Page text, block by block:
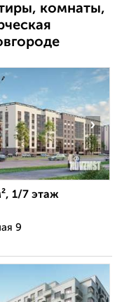
комнаты,
›
1/7 этаж
9